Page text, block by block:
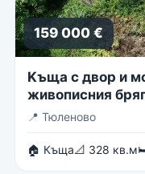
159 000 €
Kъща с двор и
живописния
📍 Тюленово
🏠 Къща📐 328 кв.м